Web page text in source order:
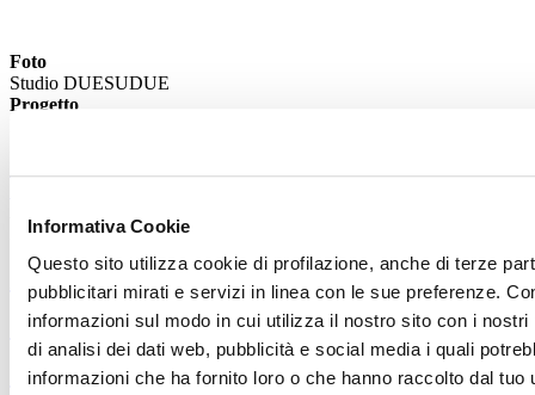
Informativa Cookie
Questo sito utilizza cookie di profilazione, anche di terze
pubblicitari mirati e servizi in linea con le sue preferenze.
informazioni sul modo in cui utilizza il nostro sito con i
di analisi dei dati web, pubblicità e social media i quali
informazioni che ha fornito loro o che hanno raccolto dal
Foto
Studio DUESUDUE
Progetto
2022
Archivio >
< Articolo precedente
Progetti >